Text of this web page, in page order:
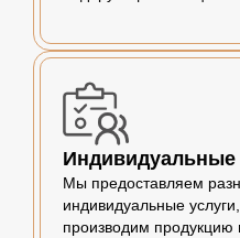
Индивидуальные
Мы предоставляем
индивидуальные
производим продукцию